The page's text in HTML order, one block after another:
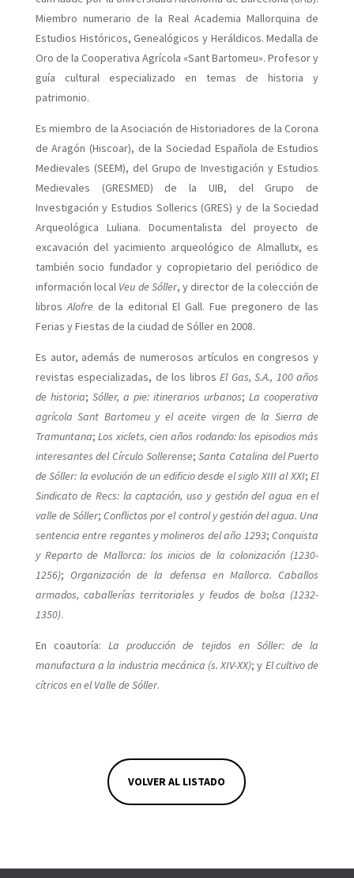
Miembro numerario de la Real Academia Mallorquina de
Estudios Históricos, Genealógicos y Heráldicos. Medalla de
Oro de la Cooperativa Agrícola «Sant Bartomeu». Profesor y
guía cultural especializado en temas de historia y
patrimonio.
Es miembro de la Asociación de Historiadores de la Corona
de Aragón (Hiscoar), de la Sociedad Española de Estudios
Medievales (SEEM), del Grupo de Investigación y Estudios
Medievales (GRESMED) de la UIB, del Grupo de
Investigación y Estudios Sollerics (GRES) y de la Sociedad
Arqueológica Luliana. Documentalista del proyecto de
excavación del yacimiento arqueológico de Almallutx, es
también socio fundador y copropietario del periódico de
información local Veu de Sóller, y director de la colección de
librosAlofrede la editorial El Gall. Fue pregonero de las
Ferias y Fiestas de la ciudad de Sóller en 2008.
Es autor, además de numerosos artículos en congresos y
revistas especializadas, de los librosEl Gas, S.A., 100 años
de historia; Sóller, a pie: itinerarios urbanos;La cooperativa
agrícola Sant Bartomeu y el aceite virgen de la Sierra de
Tramuntana;Los xiclets, cien años rodando: los episodios más
interesantes del Círculo Sollerense;Santa Catalina del Puerto
de Sóller: la evolución de un edificio desde el siglo XIII al XXI;El
Sindicato de Recs: la captación, uso y gestión del agua en el
valle de Sóller;Conflictos por el control y gestión del agua. Una
sentencia entre regantes y molineros del año 1293;Conquista
y Reparto de Mallorca: los inicios de la colonización (1230-
1256); Organización de la defensa en Mallorca. Caballos
armados, caballerías territoriales y feudos de bolsa (1232-
1350).
En coautoría:La producción de tejidos en Sóller: de la
manufactura a la industria mecánica (s. XIV-XX); y El cultivo de
cítricos en el Valle de Sóller.
VOLVER AL LISTADO